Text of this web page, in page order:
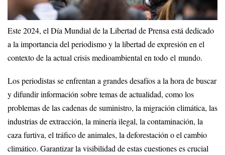
Este 2024, el Día Mundial de la Libertad de Prensa está dedicado
a la importancia del periodismo y la libertad de expresión en el
contexto de la actual crisis medioambiental en todo el mundo.
Los periodistas se enfrentan a grandes desafíos a la hora de buscar
y difundir información sobre temas de actualidad, como los
problemas de las cadenas de suministro, la migración climática, las
industrias de extracción, la minería ilegal, la contaminación, la
caza furtiva, el tráfico de animales, la deforestación o el cambio
climático. Garantizar la visibilidad de estas cuestiones es crucial